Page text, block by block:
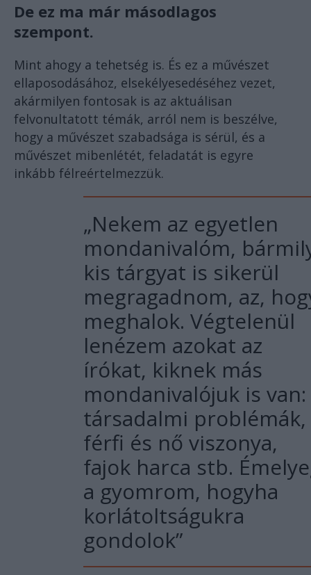
De ez ma már másodlagos
szempont.
Mint ahogy a tehetség is. És ez a művészet
ellaposodásához, elsekélyesedéséhez vezet,
akármilyen fontosak is az aktuálisan
felvonultatott témák, arról nem is beszélve,
hogy a művészet szabadsága is sérül, és a
művészet mibenlétét, feladatát is egyre
inkább félreértelmezzük.
„Nekem az egyetlen
mondanivalóm,
kis tárgyat is sikerül
megragadnom, az,
meghalok. Végtelenül
lenézem azokat az
írókat, kiknek más
mondanivalójuk is van:
társadalmi problémák,
férfi és nő viszonya,
fajok harca stb.
a gyomrom, hogyha
korlátoltságukra
gondolok”